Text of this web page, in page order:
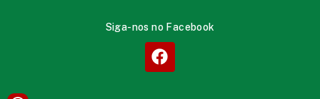
Siga-nos no Facebook